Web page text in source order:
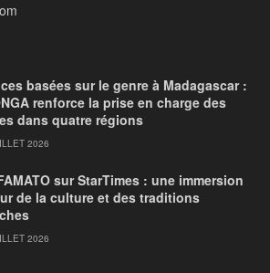
basées sur le genre à Madagascar :
renforce la prise en charge des
dans quatre régions
2026
sur StarTimes : une immersion
de la culture et des traditions
2026